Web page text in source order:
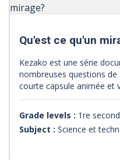
Qu'est ce qu'un
Kezako est une série
nombreuses questions
courte capsule animée et
Grade levels : 1re
Subject : Science et